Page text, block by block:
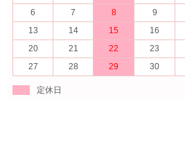
6
7 8 9
13
14 15 16
20
21 22 23
27
28 29 30
定休日